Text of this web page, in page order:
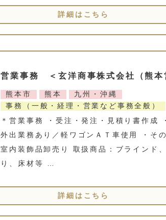
詳細はこちら
営業事務 ＜玄洋商事株式会社（熊本
熊本市 熊本
九州・沖縄
事務（一般・経理・営業など事務全般）
＊営業事務 ・受注・発注・見積り書作成
外出業務あり／軽ワゴンＡＴ車使用 ・そ
室内装飾品卸売り 取扱商品：ブラインド
り、床材等 …
詳細はこちら